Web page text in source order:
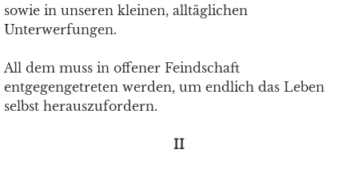
sowie in unseren kleinen, alltäglichen
Unterwerfungen.
All dem muss in offener Feindschaft
entgegengetreten werden, um endlich das Leben
selbst herauszufordern.
II